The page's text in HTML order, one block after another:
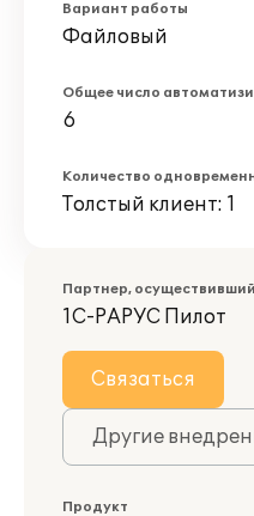
Вариант работы
Файловый
Общее число
6
Количество
Толстый клиент: 1
Партнер,
1С-РАРУС Пилот
Связаться
Другие
Продукт